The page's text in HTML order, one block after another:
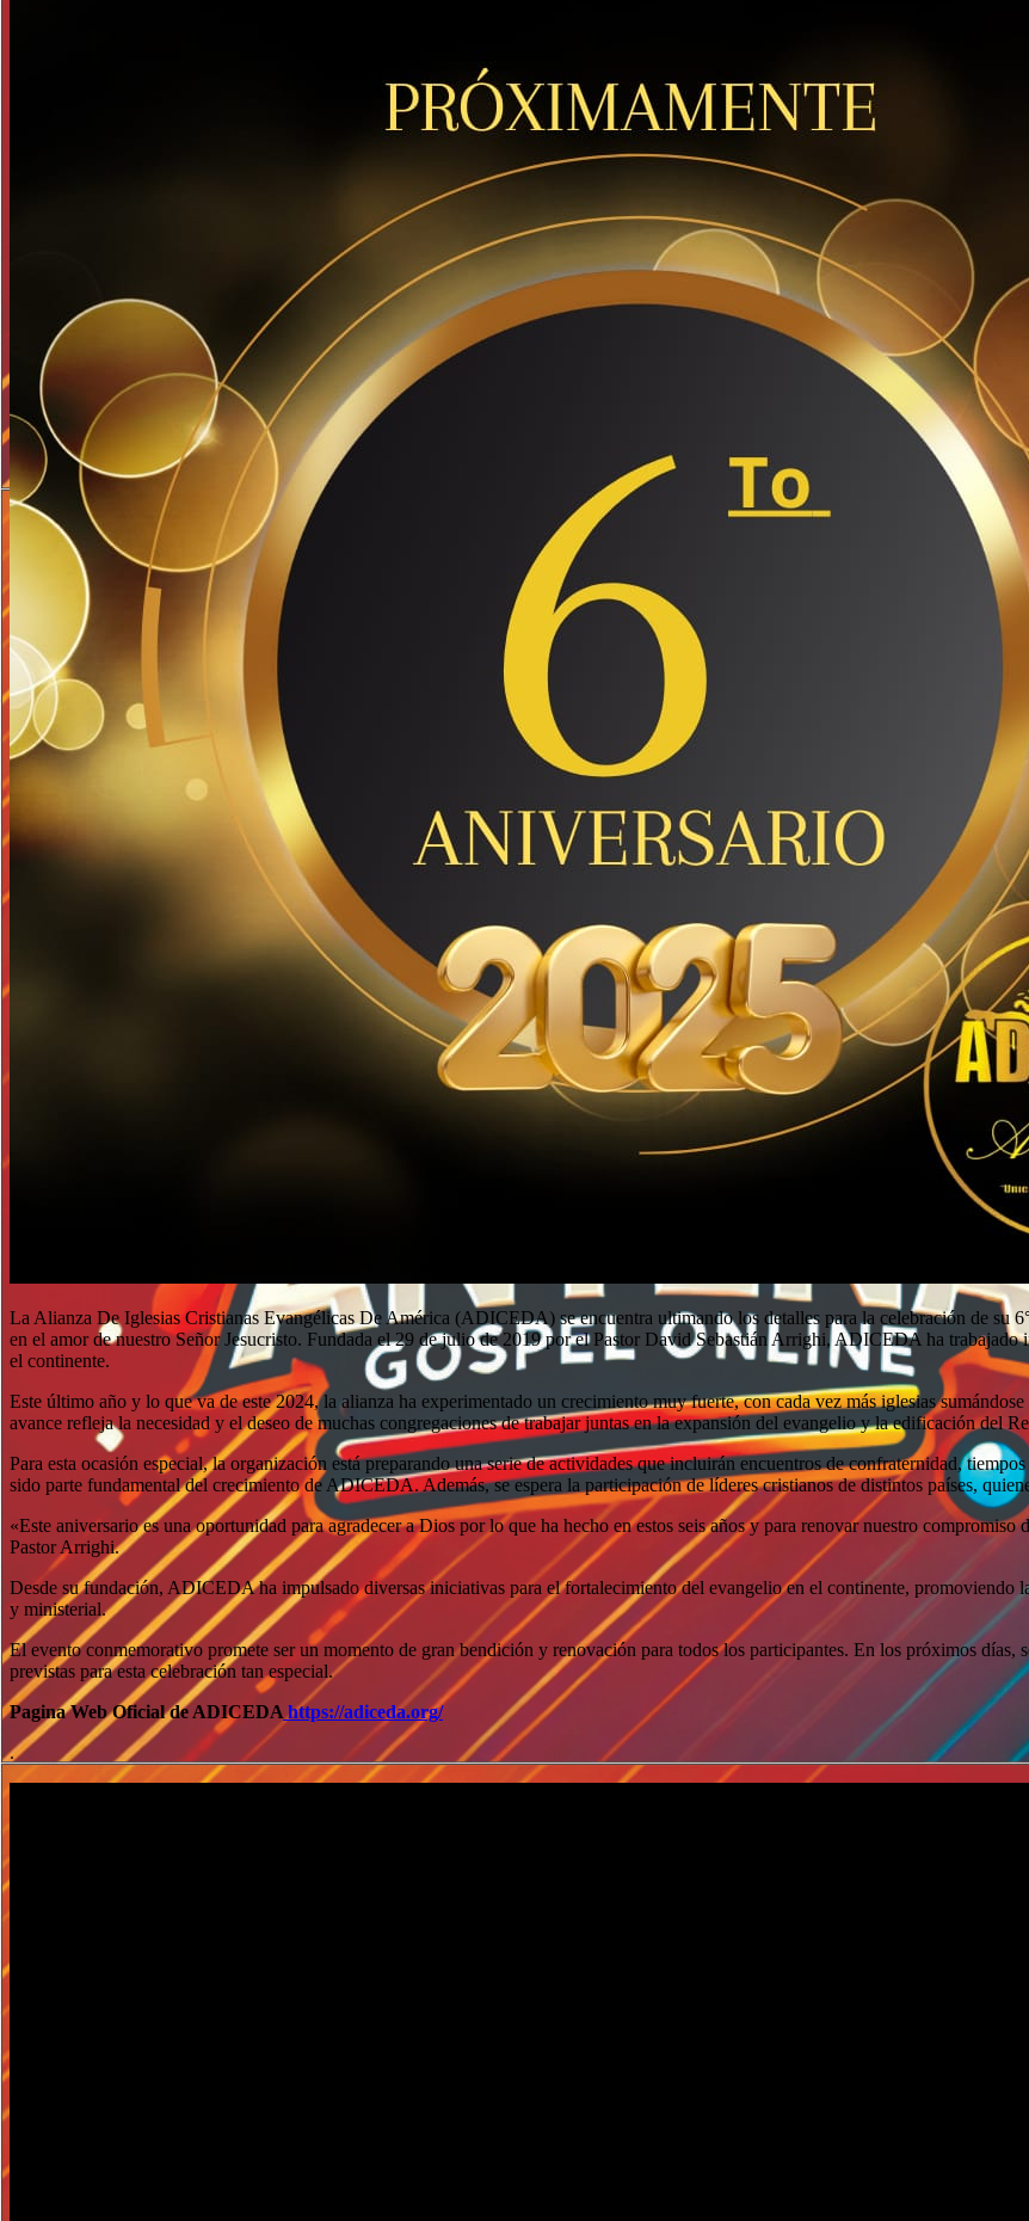
La Alianza De Iglesias Cristianas Evangélicas De América (ADICEDA) se encuentra ultimando los detalles para la celebración de su
en el amor de nuestro Señor Jesucristo. Fundada el 29 de julio de 2019 por el Pastor David Sebastián Arrighi, ADICEDA ha
el continente.
Este último año y lo que va de este 2024, la alianza ha experimentado un crecimiento muy fuerte, con cada vez más iglesias
avance refleja la necesidad y el deseo de muchas congregaciones de trabajar juntas en la expansión del evangelio y la edificación del
Para esta ocasión especial, la organización está preparando una serie de actividades que incluirán encuentros de confraternidad,
sido parte fundamental del crecimiento de ADICEDA. Además, se espera la participación de líderes cristianos de distintos países,
«Este aniversario es una oportunidad para agradecer a Dios por lo que ha hecho en estos seis años y para renovar nuestro
Pastor Arrighi.
Desde su fundación, ADICEDA ha impulsado diversas iniciativas para el fortalecimiento del evangelio en el continente, promoviendo
y ministerial.
El evento conmemorativo promete ser un momento de gran bendición y renovación para todos los participantes. En los próximos días,
previstas para esta celebración tan especial.
Pagina Web Oficial de ADICEDAhttps://adiceda.org/
.